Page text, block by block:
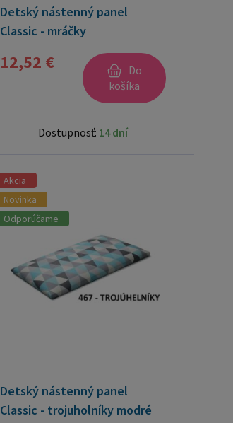
Detský nástenný panel
Classic - mráčky
12,52 €
Do
košíka
Dostupnosť: 14 dní
Akcia
Novinka
Odporúčame
Detský nástenný panel
Classic - trojuholníky modré